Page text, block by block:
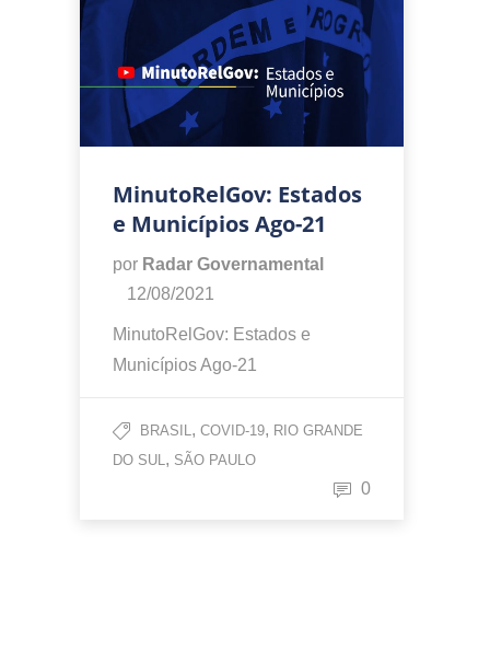
MinutoRelGov: Estados
e Municípios Ago-21
por Radar Governamental
12/08/2021
MinutoRelGov: Estados e
Municípios Ago-21
BRASIL, COVID-19, RIO GRANDE
DO SUL, SÃO PAULO
0